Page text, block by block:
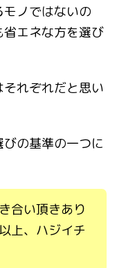
ノではないの
エネな方を選び
れぞれだと思い
の基準の一つに
合い頂きあり
上、ハジイチ